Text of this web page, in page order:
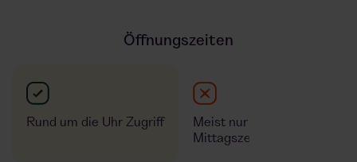
Öffnungszeiten
Rund um die Uhr Zugriff
Meist nur über die
Mittagszeit